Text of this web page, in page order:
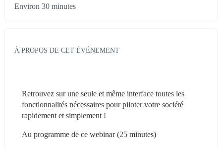
Environ 30 minutes
À PROPOS DE CET ÉVÉNEMENT
Retrouvez sur une seule et même interface toutes les
fonctionnalités nécessaires pour piloter votre société
rapidement et simplement !
Au programme de ce webinar (25 minutes)